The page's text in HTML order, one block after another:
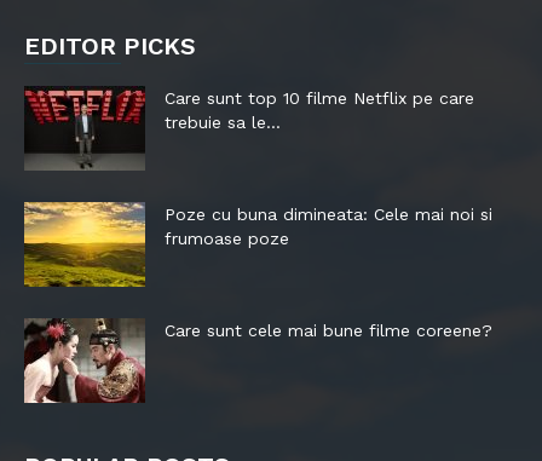
EDITOR PICKS
Care sunt top 10 filme Netflix pe care
trebuie sa le...
Poze cu buna dimineata: Cele mai noi si
frumoase poze
Care sunt cele mai bune filme coreene?